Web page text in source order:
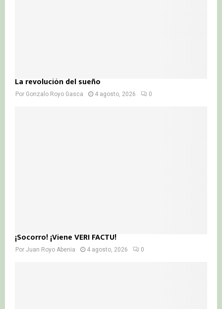
La revolución del sueño
Por Gonzalo Royo Gasca 4 agosto, 2026 0
¡Socorro! ¡Viene VERI FACTU!
Por Juan Royo Abenia 4 agosto, 2026 0